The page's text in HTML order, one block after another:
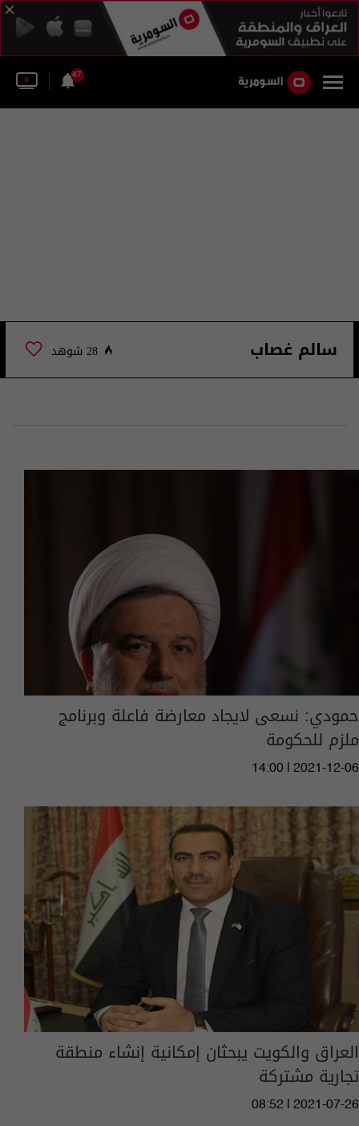
47
سالم غصاب 28 شوهد
حمودي: نسعى لايجاد معارضة فاعلة وبرنامج
ملزم للحكومة
14:00 | 2021-12-06
العراق والكويت يبحثان إمكانية إنشاء منطقة
تجارية مشتركة
08:52 | 2021-07-26